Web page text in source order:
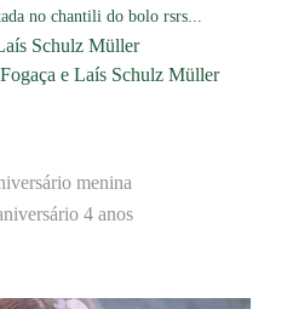
no chantili do bolo rsrs...
Schulz Müller
e Laís Schulz Müller
menina
4 anos